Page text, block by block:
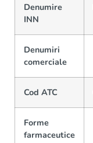
Denumire
INN
Denumiri
comerciale
Cod ATC
Forme
farmaceutice